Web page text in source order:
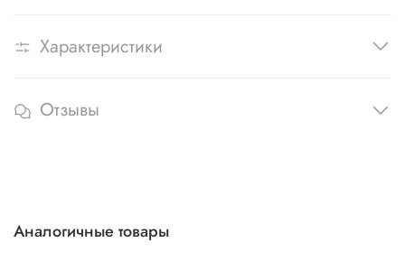
Характеристики
Отзывы
Аналогичные товары